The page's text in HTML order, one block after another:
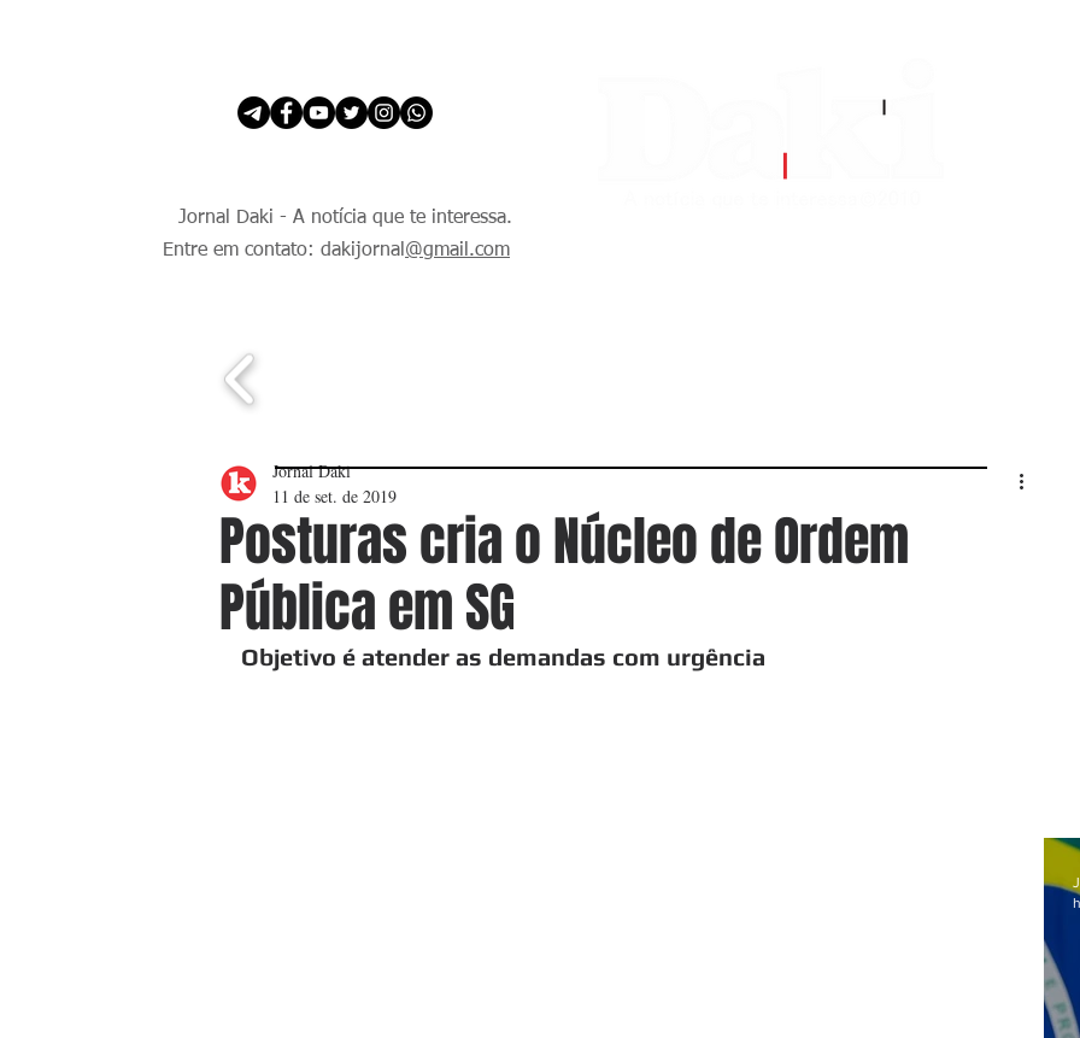
Jornal Daki - A notícia que te interessa.
Entre em contato: dakijornal @gmail.com
Posturas cria o Núcleo de Ordem
Pública em SG
Jornal Daki
11 de set. de 2019
Objetivo é atender as demandas com urgência